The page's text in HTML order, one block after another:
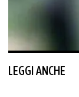
LEGGI ANCHE